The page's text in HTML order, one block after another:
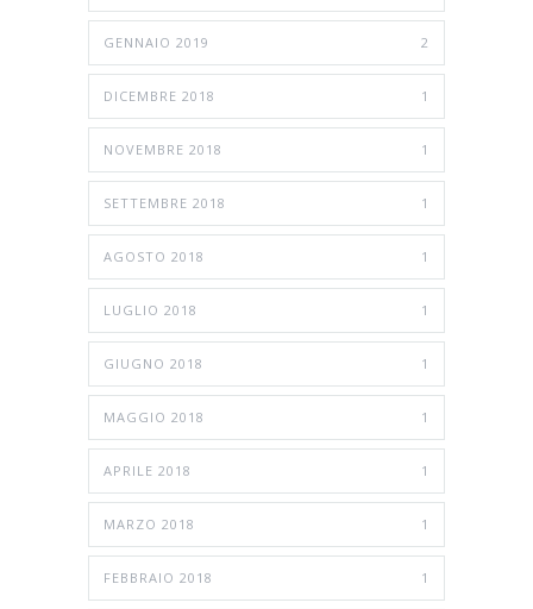
GENNAIO 2019 2
DICEMBRE 2018 1
NOVEMBRE 2018 1
SETTEMBRE 2018 1
AGOSTO 2018 1
LUGLIO 2018 1
GIUGNO 2018 1
MAGGIO 2018 1
APRILE 2018 1
MARZO 2018 1
FEBBRAIO 2018 1